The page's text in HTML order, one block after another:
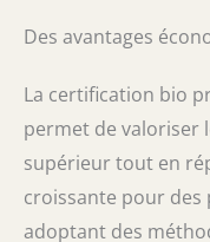
Des avantages
La certification bio
permet de valoriser
supérieur tout en
croissante pour des
adoptant des